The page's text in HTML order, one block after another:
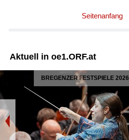
Seitenanfang
Aktuell in oe1.ORF.at
BREGENZER FESTSPIELE 2026